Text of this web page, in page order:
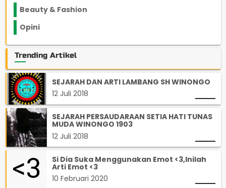
Beauty & Fashion
Opini
Trending Artikel
SEJARAH DAN ARTI LAMBANG SH WINONGO
12 Juli 2018
SEJARAH PERSAUDARAAN SETIA HATI TUNAS
MUDA WINONGO 1903
12 Juli 2018
Si Dia Suka Menggunakan Emot <3,Inilah
Arti Emot <3
10 Februari 2020